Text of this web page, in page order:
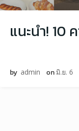
by admin on มิ.ย. 6